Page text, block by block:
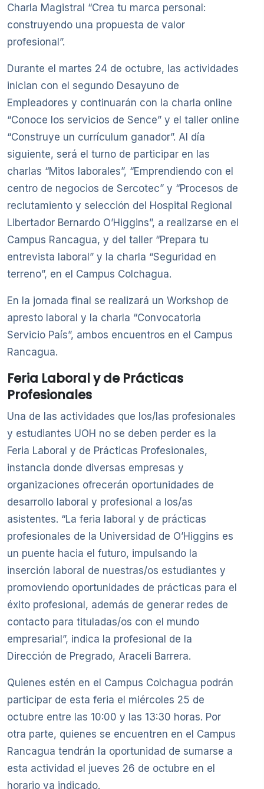
Charla Magistral “Crea tu marca personal:
construyendo una propuesta de valor
profesional”.
Durante el martes 24 de octubre, las actividades
inician con el segundo Desayuno de
Empleadores y continuarán con la charla online
“Conoce los servicios de Sence” y el taller online
“Construye un currículum ganador”. Al día
siguiente, será el turno de participar en las
charlas “Mitos laborales”, “Emprendiendo con el
centro de negocios de Sercotec” y “Procesos de
reclutamiento y selección del Hospital Regional
Libertador Bernardo O’Higgins”, a realizarse en el
Campus Rancagua, y del taller “Prepara tu
entrevista laboral” y la charla “Seguridad en
terreno”, en el Campus Colchagua.
En la jornada final se realizará un Workshop de
apresto laboral y la charla “Convocatoria
Servicio País”, ambos encuentros en el Campus
Rancagua.
Feria Laboral y de Prácticas
Profesionales
Una de las actividades que los/las profesionales
y estudiantes UOH no se deben perder es la
Feria Laboral y de Prácticas Profesionales,
instancia donde diversas empresas y
organizaciones ofrecerán oportunidades de
desarrollo laboral y profesional a los/as
asistentes. “La feria laboral y de prácticas
profesionales de la Universidad de O’Higgins es
un puente hacia el futuro, impulsando la
inserción laboral de nuestras/os estudiantes y
promoviendo oportunidades de prácticas para el
éxito profesional, además de generar redes de
contacto para tituladas/os con el mundo
empresarial”, indica la profesional de la
Dirección de Pregrado, Araceli Barrera.
Quienes estén en el Campus Colchagua podrán
participar de esta feria el miércoles 25 de
octubre entre las 10:00 y las 13:30 horas. Por
otra parte, quienes se encuentren en el Campus
Rancagua tendrán la oportunidad de sumarse a
esta actividad el jueves 26 de octubre en el
horario ya indicado.